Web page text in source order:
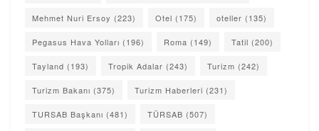
Mehmet Nuri Ersoy (223) Otel (175) oteller (135)
Pegasus Hava Yolları (196) Roma (149) Tatil (200)
Tayland (193) Tropik Adalar (243) Turizm (242)
Turizm Bakanı (375) Turizm Haberleri (231)
TURSAB Başkanı (481) TÜRSAB (507)